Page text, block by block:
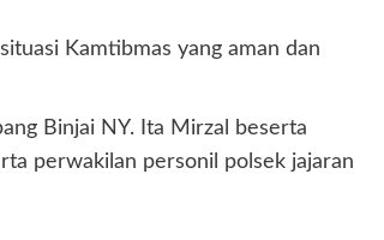
Kamtibmas yang aman dan
Binjai NY. Ita Mirzal beserta
perwakilan personil polsek jajaran